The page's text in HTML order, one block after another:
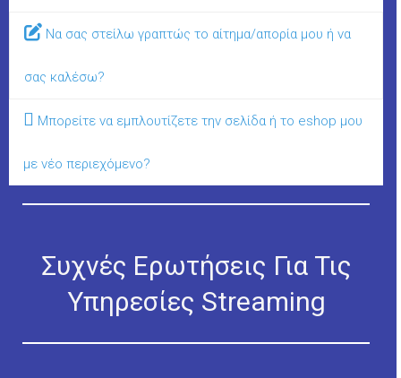
Να σας στείλω γραπτώς το αίτημα/απορία μου ή να
σας καλέσω?
Μπορείτε να εμπλουτίζετε την σελίδα ή το eshop μου
με νέο περιεχόμενο?
Συχνές Ερωτήσεις Για Τις
Υπηρεσίες Streaming